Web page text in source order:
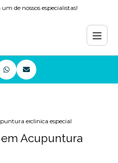
de nossos especialistas!
enxaqueca
clinica especialista em
Acupuntura